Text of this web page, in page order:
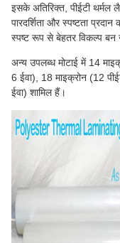
इसके अतिरिक्त, पीईटी थर्मल
पारदर्शिता और स्पष्टता
स्पष्ट रूप से बेहतर विकल्प बन
अन्य उपलब्ध मोटाई में 14
6 ईवा), 18 माइक्रोन (12
ईवा) शामिल हैं।